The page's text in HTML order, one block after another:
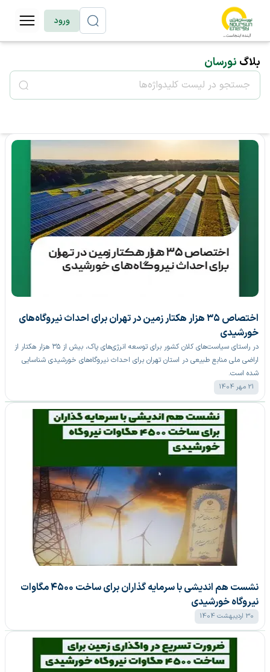
ورود
بلاگ نورسان
اختصاص ۳۵ هزار هکتار زمین در تهران برای احداث نیروگاه‌های
خورشیدی
در راستای سیاست‌های کلان کشور برای توسعه انرژی‌های پاک، بیش از ۳۵ هزار هکتار از
اراضی ملی منابع طبیعی در استان تهران برای احداث نیروگاه‌های خورشیدی شناسایی
شده است.
21 مهر 1404
نشست هم اندیشی با سرمایه گذاران برای ساخت ۴۵۰۰ مگاوات
نیروگاه خورشیدی
30 اردیبهشت 1404